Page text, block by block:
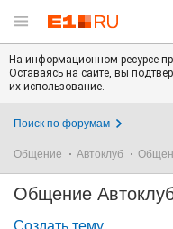
На информационном ресурсе
Оставаясь на сайте, вы
их использование.
Поиск по форумам
Общение Автоклуб
Общение
Создать тему